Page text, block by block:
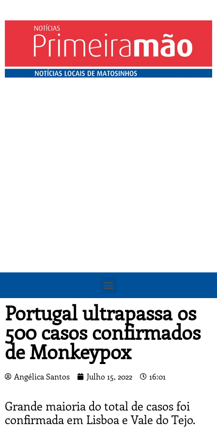
Portugal ultrapassa os
500 casos confirmados
de Monkeypox
Angélica Santos Julho 15, 2022 16:01
Grande maioria do total de casos foi
confirmada em Lisboa e Vale do Tejo.